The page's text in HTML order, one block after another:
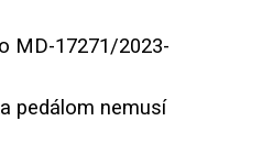
MD-17271/2023-
pedálom nemusí